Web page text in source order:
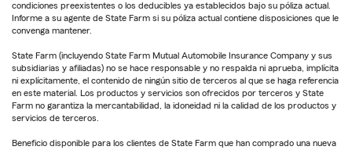
condiciones preexistentes o los deducibles ya establecidos bajo su póliza actual.
Informe a su agente de State Farm si su póliza actual contiene disposiciones que le
convenga mantener.
State Farm (incluyendo State Farm Mutual Automobile Insurance Company y sus
subsidiarias y afiliadas) no se hace responsable y no respalda ni aprueba, implícita
ni explícitamente, el contenido de ningún sitio de terceros al que se haga referencia
en este material. Los productos y servicios son ofrecidos por terceros y State
Farm no garantiza la mercantabilidad, la idoneidad ni la calidad de los productos y
servicios de terceros.
Beneficio disponible para los clientes de State Farm que han comprado una nueva